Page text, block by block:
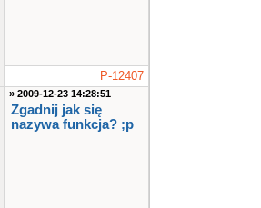
P-12407
» 2009-12-23 14:28:51
Zgadnij jak się
nazywa funkcja? ;p